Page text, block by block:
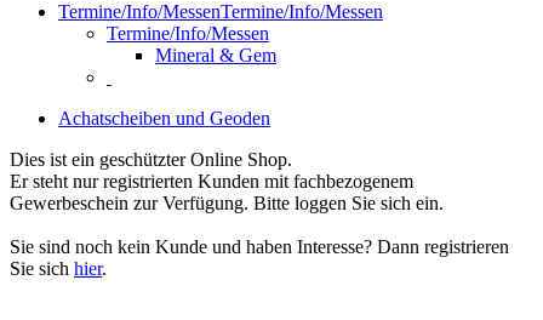
Termine/Info/MessenTermine/Info/Messen
Termine/Info/Messen
Mineral & Gem
Achatscheiben und Geoden
Dies ist ein geschützter Online Shop.
Er steht nur registrierten Kunden mit fachbezogenem
Gewerbeschein zur Verfügung. Bitte loggen Sie sich ein.
Sie sind noch kein Kunde und haben Interesse? Dann registrieren
Sie sich hier.